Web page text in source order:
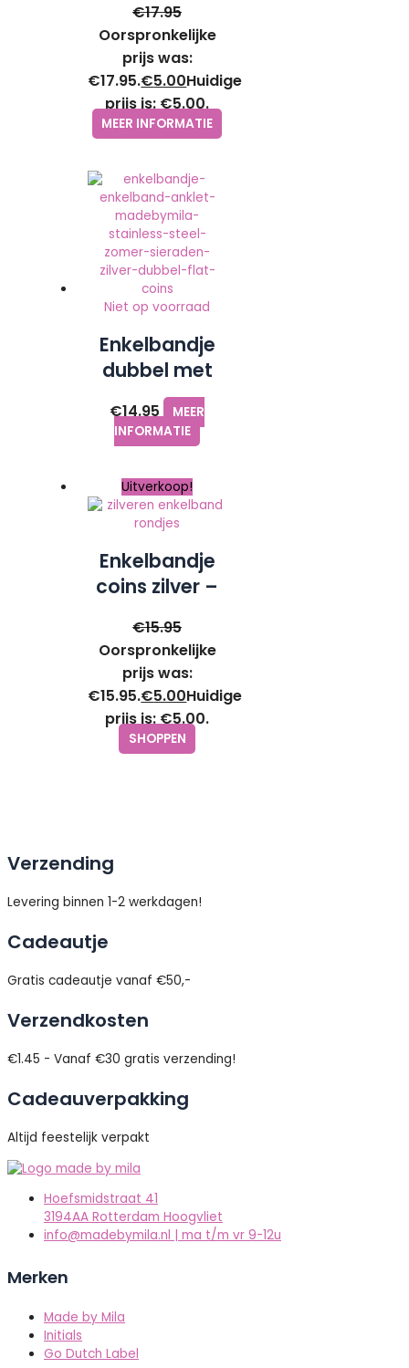
goud – Go
Dutch Label
€17.95
Oorspronkelijke
prijs was:
€17.95.€5.00Huidige
prijs is: €5.00.
MEER INFORMATIE
Niet op voorraad
Enkelbandje
dubbel met
coins zilver |
Made by Mila
€14.95
MEER
INFORMATIE
Uitverkoop!
Enkelbandje
coins zilver –
Label
€15.95
Oorspronkelijke
prijs was:
€15.95.€5.00Huidige
prijs is: €5.00.
SHOPPEN
Verzending
Levering binnen 1-2 werkdagen!
Cadeautje
Gratis cadeautje vanaf €50,-
Verzendkosten
€1.45 - Vanaf €30 gratis verzending!
Cadeauverpakking
Altijd feestelijk verpakt
Hoefsmidstraat 41
3194AA Rotterdam Hoogvliet
info@madebymila.nl | ma t/m vr 9-12u
Merken
Made by Mila
Initials
Go Dutch Label